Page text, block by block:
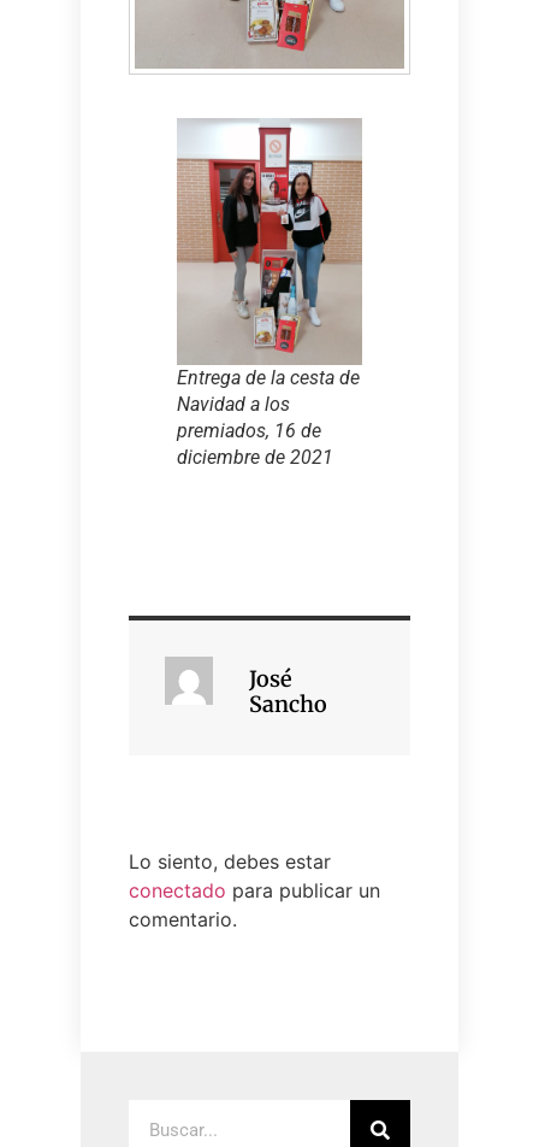
Entrega de la cesta de
Navidad a los
premiados, 16 de
diciembre de 2021
José
Sancho
Lo siento, debes estar
conectado para publicar un
comentario.